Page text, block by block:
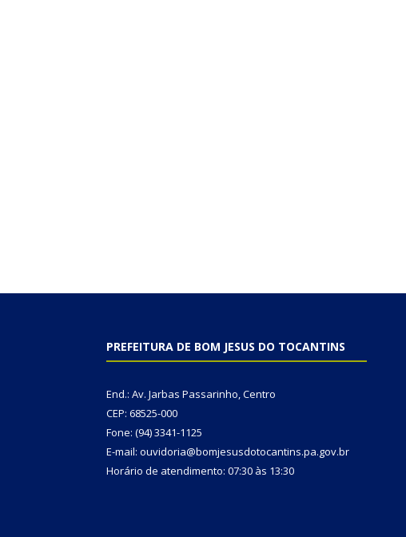
PREFEITURA DE BOM JESUS DO TOCANTINS
End.: Av. Jarbas Passarinho, Centro
CEP: 68525-000
Fone: (94) 3341-1125
E-mail: ouvidoria@bomjesusdotocantins.pa.gov.br
Horário de atendimento: 07:30 às 13:30